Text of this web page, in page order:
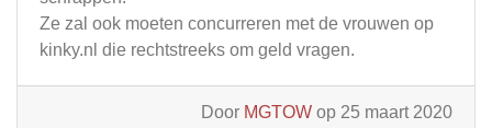
Ze zal ook moeten concurreren met de vrouwen op
kinky.nl die rechtstreeks om geld vragen.
Door MGTOW op 25 maart 2020